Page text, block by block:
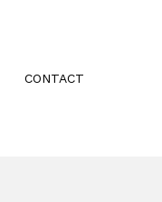
CONTACT